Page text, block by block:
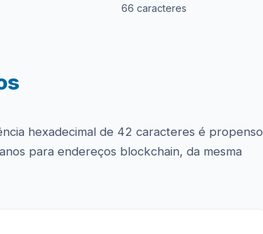
66 caracteres
hexadecimal de 42 caracteres é propenso
para endereços blockchain, da mesma